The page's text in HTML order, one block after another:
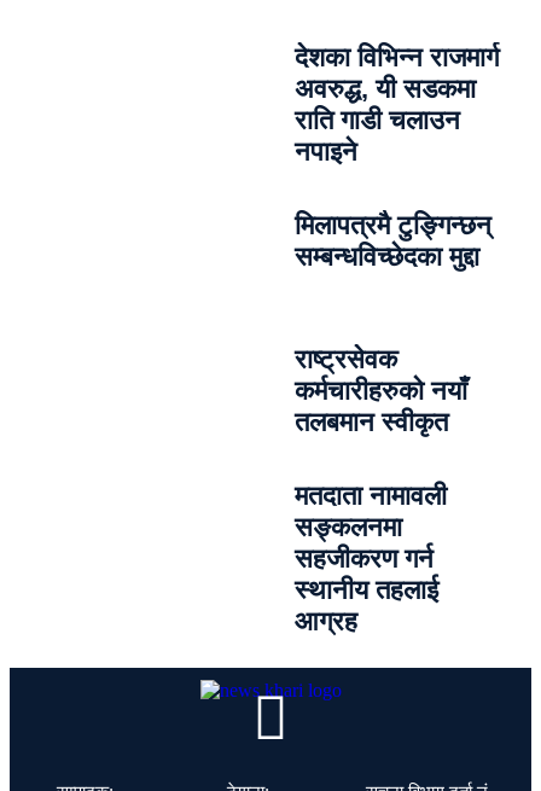
देशका विभिन्न राजमार्ग
अवरुद्ध, यी सडकमा
राति गाडी चलाउन
नपाइने
मिलापत्रमै टुङ्गिन्छन्
सम्बन्धविच्छेदका मुद्दा
राष्ट्रसेवक
कर्मचारीहरुको नयाँ
तलबमान स्वीकृत
मतदाता नामावली
सङ्कलनमा
सहजीकरण गर्न
स्थानीय तहलाई
आग्रह